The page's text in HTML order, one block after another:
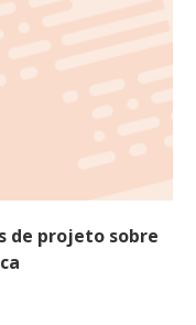
de projeto sobre